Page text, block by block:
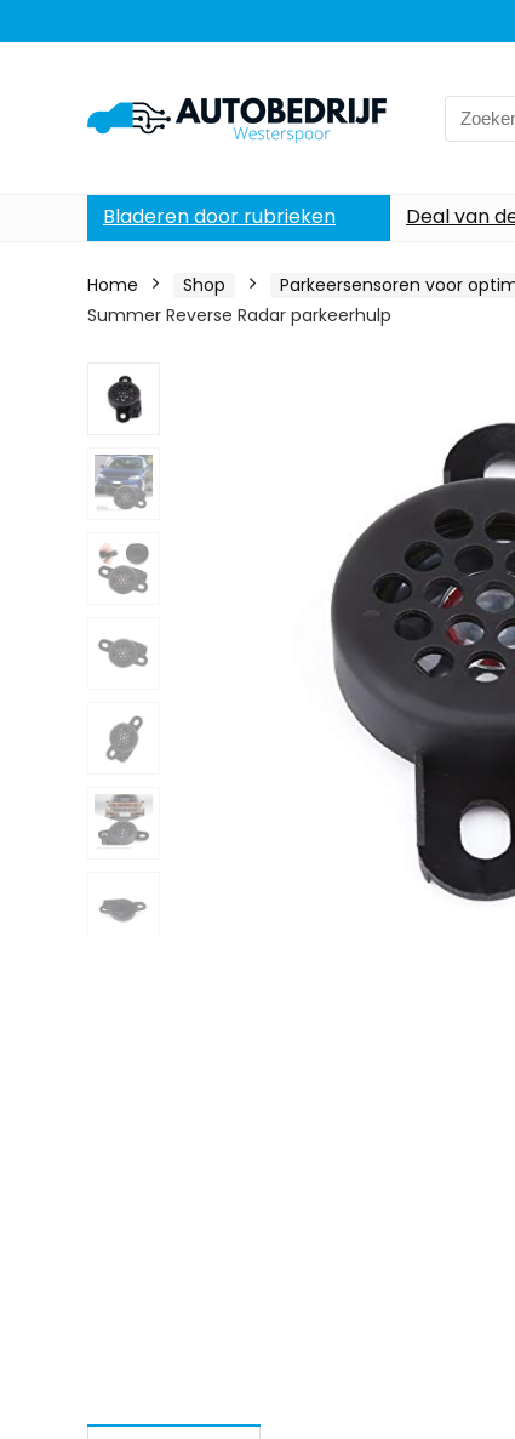
Search
for:
Bladeren door rubrieken Deal van
Home Shop Parkeersensoren voor
Summer Reverse Radar parkeerhulp